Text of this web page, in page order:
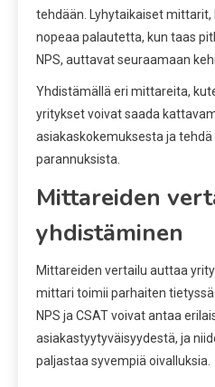
tehdään. Lyhytaikaiset mittarit,
nopeaa palautetta, kun taas
NPS, auttavat seuraamaan
Yhdistämällä eri mittareita,
yritykset voivat saada
asiakaskokemuksesta ja
parannuksista.
Mittareiden
yhdistäminen
Mittareiden vertailu auttaa
mittari toimii parhaiten
NPS ja CSAT voivat antaa
asiakastyytyväisyydestä, ja
paljastaa syvempiä oivalluksia.